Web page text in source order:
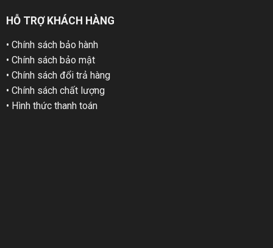
HỖ TRỢ KHÁCH HÀNG
• Chính sách bảo hành
• Chính sách bảo mật
• Chính sách đổi trả hàng
• Chính sách chất lượng
• Hình thức thanh toán